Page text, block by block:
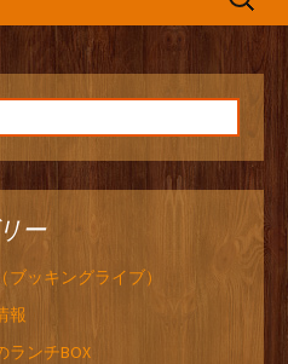
ー
ブッキングライブ）
報
ランチBOX